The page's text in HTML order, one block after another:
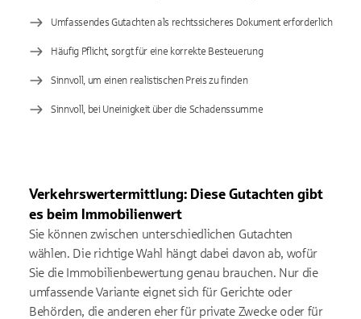
Umfassendes Gutachten als rechtssicheres Dokument erforderlich
Häufig Pflicht, sorgt für eine korrekte Besteuerung
Sinnvoll, um einen realistischen Preis zu finden
Sinnvoll, bei Uneinigkeit über die Schadenssumme
Verkehrswertermittlung: Diese Gutachten gibt
es beim Immobilienwert
Sie können zwischen unterschiedlichen Gutachten
wählen. Die richtige Wahl hängt dabei davon ab, wofür
Sie die Immobilienbewertung genau brauchen. Nur die
umfassende Variante eignet sich für Gerichte oder
Behörden, die anderen eher für private Zwecke oder für